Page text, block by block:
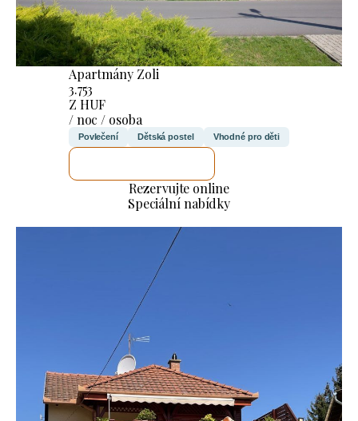
Apartmány Zoli
3.753
Z HUF
/ noc / osoba
Povlečení Dětská postel Vhodné pro děti
Rezervujte online
Speciální nabídky